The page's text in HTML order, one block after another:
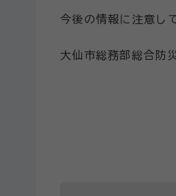
今後の情報に注意し
大仙市総務部総合防